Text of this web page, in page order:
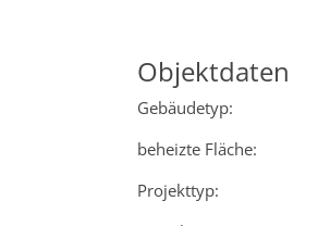
Objektdaten
Gebäudetyp:
beheizte Fläche:
Projekttyp: